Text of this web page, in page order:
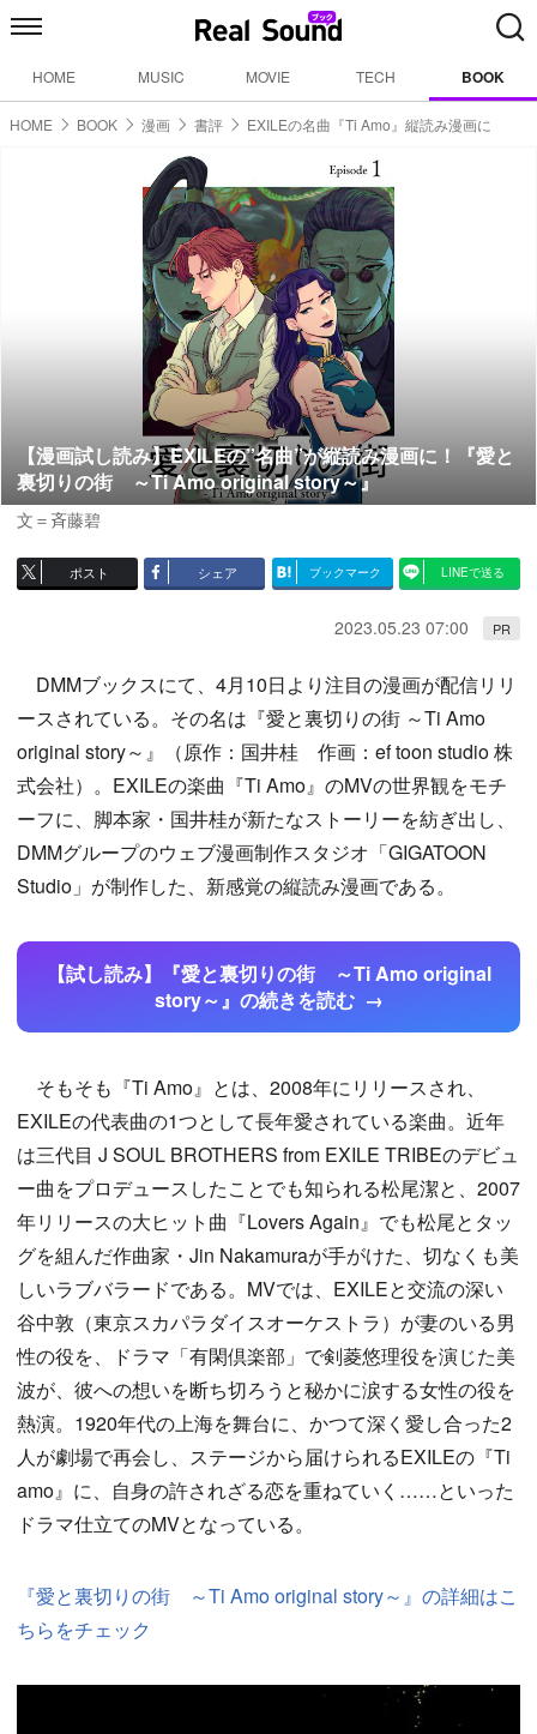
HOME MUSIC MOVIE TECH BOOK
HOME BOOK 漫画 書評 EXILEの名曲『Ti Amo』縦読み漫画に
【漫画試し読み】EXILEの”名曲”が縦読み漫画に！『愛と
裏切りの街 ～Ti Amo original story～』
文＝斉藤碧
ポスト シェア ブックマーク LINEで送る
2023.05.23 07:00 PR
DMMブックスにて、4月10日より注目の漫画が配信リリ
ースされている。その名は『愛と裏切りの街 ～Ti Amo
original story～』（原作：国井桂 作画：ef toon studio 株
式会社）。EXILEの楽曲『Ti Amo』のMVの世界観をモチ
ーフに、脚本家・国井桂が新たなストーリーを紡ぎ出し、
DMMグループのウェブ漫画制作スタジオ「GIGATOON
Studio」が制作した、新感覚の縦読み漫画である。
【試し読み】『愛と裏切りの街 ～Ti Amo original
story～』の続きを読む
そもそも『Ti Amo』とは、2008年にリリースされ、
EXILEの代表曲の1つとして長年愛されている楽曲。近年
は三代目 J SOUL BROTHERS from EXILE TRIBEのデビュ
ー曲をプロデュースしたことでも知られる松尾潔と、2007
年リリースの大ヒット曲『Lovers Again』でも松尾とタッ
グを組んだ作曲家・Jin Nakamuraが手がけた、切なくも美
しいラブバラードである。MVでは、EXILEと交流の深い
谷中敦（東京スカパラダイスオーケストラ）が妻のいる男
性の役を、ドラマ「有閑倶楽部」で剣菱悠理役を演じた美
波が、彼への想いを断ち切ろうと秘かに涙する女性の役を
熱演。1920年代の上海を舞台に、かつて深く愛し合った2
人が劇場で再会し、ステージから届けられるEXILEの『Ti
amo』に、自身の許されざる恋を重ねていく……といった
ドラマ仕立てのMVとなっている。
『愛と裏切りの街 ～Ti Amo original story～』の詳細はこ
ちらをチェック